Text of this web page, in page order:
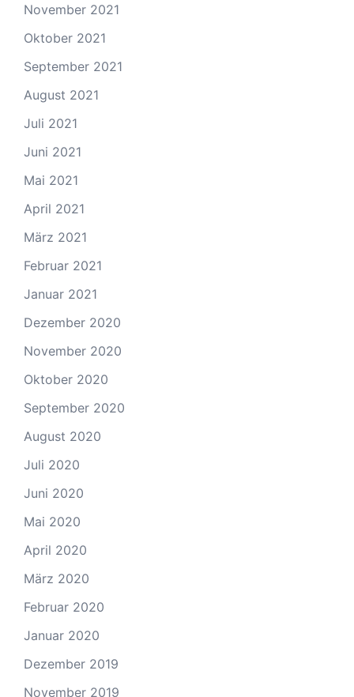
November 2021
Oktober 2021
September 2021
August 2021
Juli 2021
Juni 2021
Mai 2021
April 2021
März 2021
Februar 2021
Januar 2021
Dezember 2020
November 2020
Oktober 2020
September 2020
August 2020
Juli 2020
Juni 2020
Mai 2020
April 2020
März 2020
Februar 2020
Januar 2020
Dezember 2019
November 2019